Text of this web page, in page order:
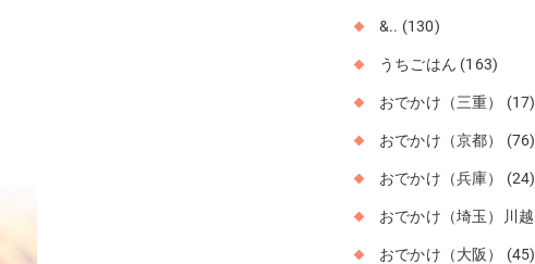
&.. (130)
うちごはん (163)
おでかけ（三重） (17)
おでかけ（京都） (76)
おでかけ（兵庫） (24)
おでかけ（埼玉）川越
おでかけ（大阪） (45)